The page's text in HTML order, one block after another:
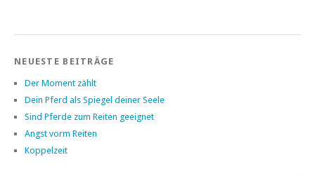
NEUESTE BEITRÄGE
Der Moment zählt
Dein Pferd als Spiegel deiner Seele
Sind Pferde zum Reiten geeignet
Angst vorm Reiten
Koppelzeit